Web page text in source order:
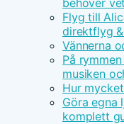
behöver
Flyg till
direktflyg
Vännerna
På
musiken
Hur
Göra egna
komplett